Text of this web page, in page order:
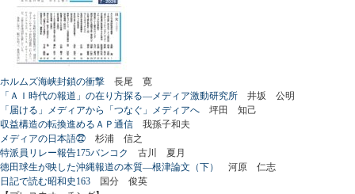
ホルムズ海峡封鎖の衝撃 長尾 寛
「ＡＩ時代の報道」の在り方探る―メディア激動研究所 井坂 公明
「届ける」メディアから「つなぐ」メディアへ 坪田 知己
収益構造の転換進めるＡＰ通信 我孫子和夫
メディアの日本語㉒ 杉浦 信之
特派員リレー報告175バンコク
古川 夏月
徳田球生が映した沖縄報道の本質―根津論文（下）
河原 仁志
日記で読む昭和史163 国分 俊英